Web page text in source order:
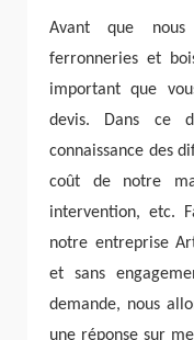
Avant que nous
ferronneries et
important que
devis. Dans ce
connaissance des
coût de notre
intervention, etc.
notre entreprise
et sans
demande, nous
une réponse sur